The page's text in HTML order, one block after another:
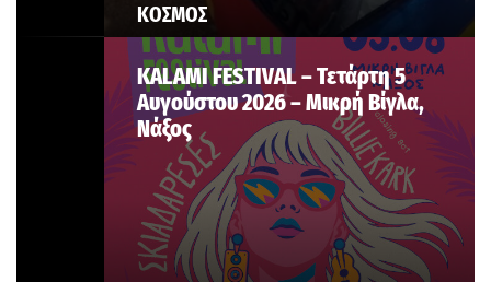
ΚΟΣΜΟΣ
KALAMI FESTIVAL – Τετάρτη 5
Αυγούστου 2026 – Μικρή Βίγλα,
Νάξος